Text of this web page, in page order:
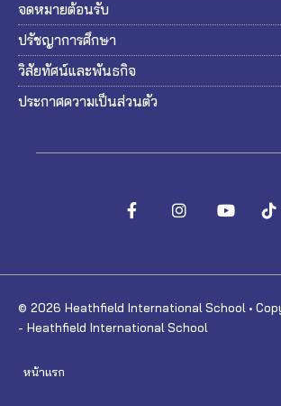
จดหมายต้อนรับ
ปรัชญาการศึกษา
วิสัยทัศน์และพันธกิจ
ประกาศความเป็นส่วนตัว
© 2026 Heathfield International School •
- Heathfield International School
หน้าแรก